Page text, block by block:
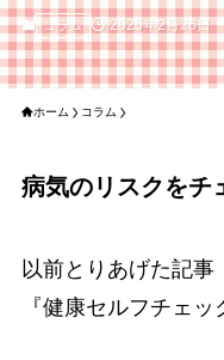
コラム 2025年2月26日
ホーム コラム
病気のリスクをチ
以前とりあげた記事
『健康セルフチェッ